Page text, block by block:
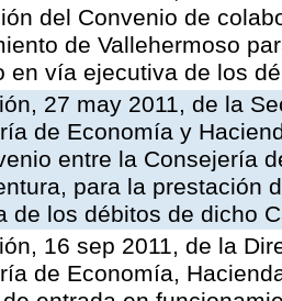
del Convenio de
de Vallehermoso
en vía ejecutiva de los
27 may 2011, de la
de Economía y
entre la Consejería
para la prestación
de los débitos de dicho
16 sep 2011, de la
de Economía,